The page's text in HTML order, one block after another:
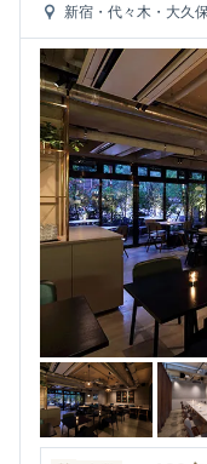
新宿・代々木・大久